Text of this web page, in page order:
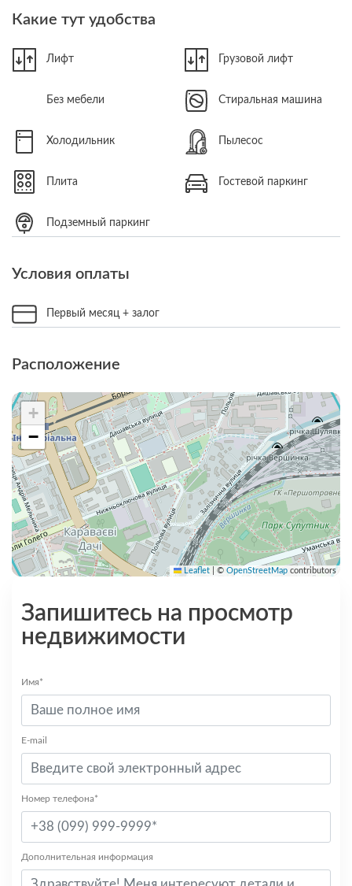
Какие тут удобства
Лифт Грузовой лифт
Без мебели Стиральная машина
Холодильник Пылесос
Плита Гостевой паркинг
Подземный паркинг
Условия оплаты
Первый месяц + залог
Расположение
+
−
Leaflet © OpenStreetMap contributors
Запишитесь на просмотр
недвижимости
Имя*
E-mail
Номер телефона*
Дополнительная информация